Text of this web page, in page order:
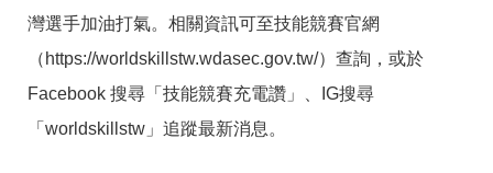
灣選手加油打氣。相關資訊可至技能競賽官網
（https://worldskillstw.wdasec.gov.tw/）查詢，或於
Facebook 搜尋「技能競賽充電讚」、IG搜尋
「worldskillstw」追蹤最新消息。